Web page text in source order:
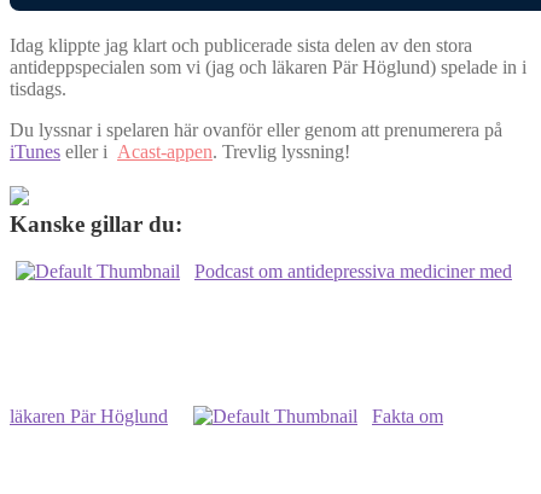
Idag klippte jag klart och publicerade sista delen av den stora
antideppspecialen som vi (jag och läkaren Pär Höglund) spelade in i
tisdags.
Du lyssnar i spelaren här ovanför eller genom att prenumerera på
iTunes eller i Acast-appen. Trevlig lyssning!
Kanske gillar du:
Podcast om antidepressiva mediciner med
läkaren Pär Höglund Fakta om